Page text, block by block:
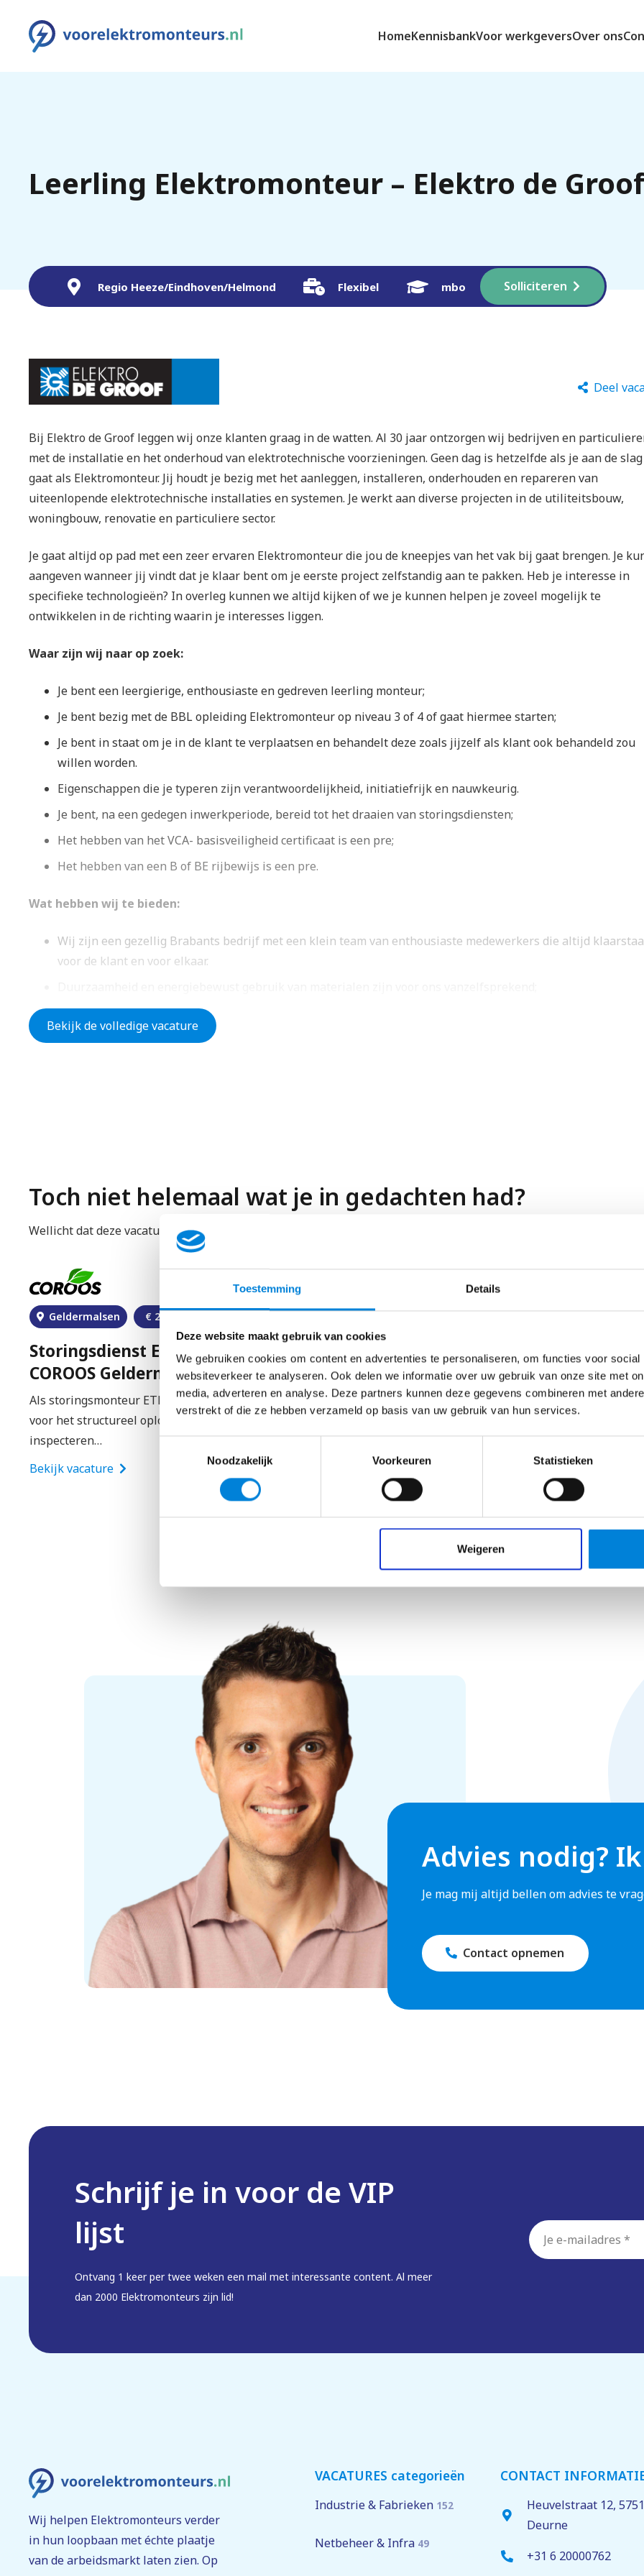
Toestemming Details
Deze website maakt gebruik van cookies
We gebruiken cookies om content en advertenties te personaliseren, om functies voor
websiteverkeer te analyseren. Ook delen we informatie over uw gebruik van onze site met
media, adverteren en analyse. Deze partners kunnen deze gegevens combineren met
verstrekt of die ze hebben verzameld op basis van uw gebruik van hun services.
Noodzakelijk
Voorkeuren Statistieken
Weigeren
HomeKennisbankVoor werkgeversOver ons
Leerling Elektromonteur – Elektro de Groof
Regio Heeze/Eindhoven/Helmond Flexibel mbo Solliciteren
Deel
Bij Elektro de Groof leggen wij onze klanten graag in de watten. Al 30 jaar ontzorgen wij bedrijven en
met de installatie en het onderhoud van elektrotechnische voorzieningen. Geen dag is hetzelfde als je aan de slag
gaat als Elektromonteur. Jij houdt je bezig met het aanleggen, installeren, onderhouden en repareren van
uiteenlopende elektrotechnische installaties en systemen. Je werkt aan diverse projecten in de utiliteitsbouw,
woningbouw, renovatie en particuliere sector.
Je gaat altijd op pad met een zeer ervaren Elektromonteur die jou de kneepjes van het vak bij gaat brengen. Je
aangeven wanneer jij vindt dat je klaar bent om je eerste project zelfstandig aan te pakken. Heb je interesse in
specifieke technologieën? In overleg kunnen we altijd kijken of we je kunnen helpen je zoveel mogelijk te
ontwikkelen in de richting waarin je interesses liggen.
Waar zijn wij naar op zoek:
Je bent een leergierige, enthousiaste en gedreven leerling monteur;
Je bent bezig met de BBL opleiding Elektromonteur op niveau 3 of 4 of gaat hiermee starten;
Je bent in staat om je in de klant te verplaatsen en behandelt deze zoals jijzelf als klant ook behandeld zou
willen worden.
Eigenschappen die je typeren zijn verantwoordelijkheid, initiatiefrijk en nauwkeurig.
Je bent, na een gedegen inwerkperiode, bereid tot het draaien van storingsdiensten;
Het hebben van het VCA- basisveiligheid certificaat is een pre;
Het hebben van een B of BE rijbewijs is een pre.
Wat hebben wij te bieden:
Wij zijn een gezellig Brabants bedrijf met een klein team van enthousiaste medewerkers die altijd
voor de klant en voor elkaar.
Kwaliteit staat bij ons hoog in het vaandel. Wij zijn aangesloten bij het KvINL en bij UNETOVNI en
veel in de ontwikkeling van onze medewerkers;
Bekijk de volledige vacature
Toch niet helemaal wat je in gedachten had?
Wellicht dat deze vacatures wat beter bij je aansluiten
Geldermalsen € 2800
Storingsdienst Elektrotechniek –
COROOS Geldermalsen
Als storingsmonteur ETD ben je verantwoordelijk
voor het structureel oplossen van storingen en het
inspecteren…
Bekijk vacature
Elektromonteur – Big Ass Battery
Meewerken aan de energietransitie? Wij zijn op
zoek naar meerdere elektromonteurs voor onze
batterijsystemen! Wat…
Advies nodig?
Je mag mij altijd bellen om advies te
Contact opnemen
Schrijf je in voor de VIP
lijst
Ontvang 1 keer per twee weken een mail met interessante content. Al meer
dan 2000 Elektromonteurs zijn lid!
E-
mailadres
Wij helpen Elektromonteurs verder
in hun loopbaan met échte plaatje
van de arbeidsmarkt laten zien. Op
VACATURES categorieën
Industrie & Fabrieken 152
Netbeheer & Infra 49
CONTACT
Heuvelstraat 12,
Deurne
+31 6 20000762